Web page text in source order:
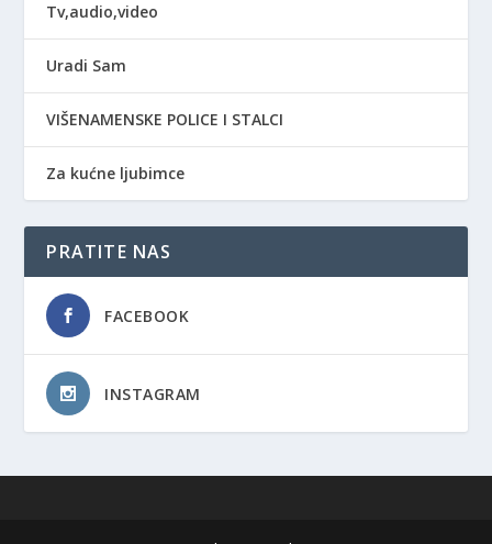
Tv,audio,video
Uradi Sam
VIŠENAMENSKE POLICE I STALCI
Za kućne ljubimce
PRATITE NAS
FACEBOOK
INSTAGRAM